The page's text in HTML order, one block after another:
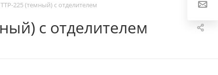
225 (темный) с отделителем
с отделителем